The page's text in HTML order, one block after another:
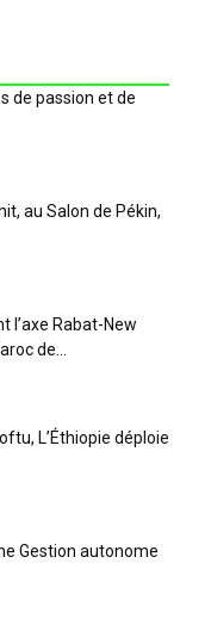
de passion et de
au Salon de Pékin,
l’axe Rabat-New
de...
L’Éthiopie déploie
Gestion autonome